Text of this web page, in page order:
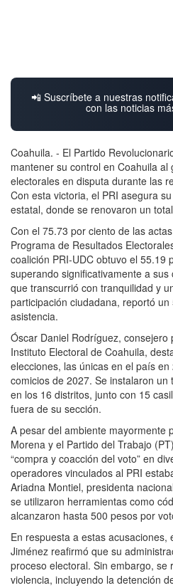
📲 Suscríbete a nuestras
con las noticias
Coahuila. - El Partido
mantener su control en Coahuila al
electorales en disputa durante las
Con esta victoria, el PRI asegura
estatal, donde se renovaron un
Con el 75.73 por ciento de las
Programa de Resultados
coalición PRI-UDC obtuvo el 55.19
superando significativamente a
que transcurrió con tranquilidad y
participación ciudadana, reportó
asistencia.
Óscar Daniel Rodríguez, consejero
Instituto Electoral de Coahuila,
elecciones, las únicas en el país
comicios de 2027. Se instalaron
en los 16 distritos, junto con 15
fuera de su sección.
A pesar del ambiente mayormente
Morena y el Partido del Trabajo
“compra y coacción del voto” en
operadores vinculados al PRI
Ariadna Montiel, presidenta
se utilizaron herramientas como
alcanzaron hasta 500 pesos por
En respuesta a estas acusaciones,
Jiménez reafirmó que su
proceso electoral. Sin embargo, se
violencia, incluyendo la detención